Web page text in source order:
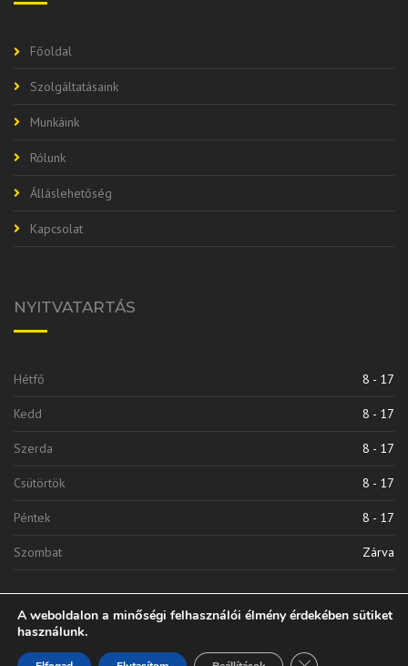
Főoldal
Szolgáltatásaink
Munkáink
Rólunk
Álláslehetőség
Kapcsolat
NYITVATARTÁS
Hétfő 8 - 17
Kedd 8 - 17
Szerda 8 - 17
Csütörtök 8 - 17
Péntek 8 - 17
Szombat Zárva
A weboldalon a minőségi felhasználói élmény érdekében sütiket
használunk.
Close GDPR